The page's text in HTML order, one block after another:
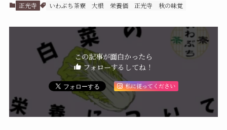
正光寺 いわぶち茶寮 大根 栄養価 正光寺 秋の味覚
この記事が面白かったら
フォローするしてね！
私に従ってください